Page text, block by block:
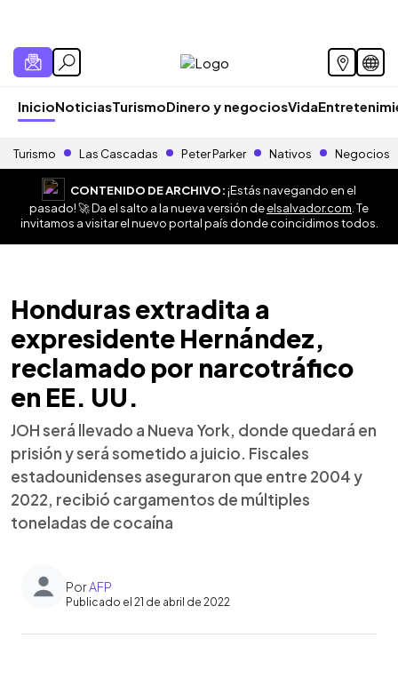
InicioNoticiasTurismoDinero y negociosVida
Turismo Las Cascadas Peter Parker Nativos Negocios
CONTENIDO DE ARCHIVO:¡Estás navegando en el
pasado! 🚀 Da el salto a la nueva versión deelsalvador.com . Te
invitamos a visitar el nuevo portal país donde coincidimos todos.
Honduras extradita a
expresidente Hernández,
reclamado por narcotráfico
en EE. UU.
JOH será llevado a Nueva York, donde quedará en
prisión y será sometido a juicio. Fiscales
estadounidenses aseguraron que entre 2004 y
2022, recibió cargamentos de múltiples
toneladas de cocaína
PorAFP
Publicado el 21 de abril de 2022